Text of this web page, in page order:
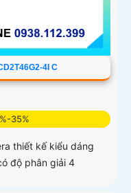
4I C
35%
thiết kế kiểu dáng
độ phân giải 4